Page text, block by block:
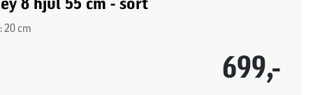
20 cm
699,-